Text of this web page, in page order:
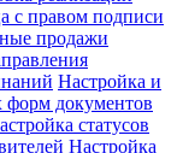
с правом подписи
продажи
Настройка и
форм документов
статусов
Настройка